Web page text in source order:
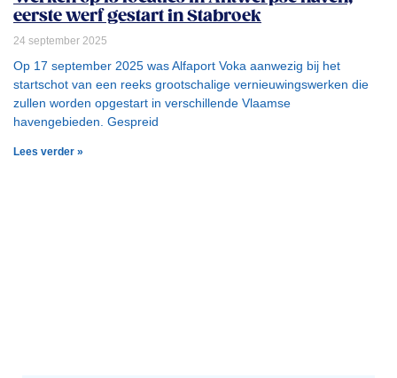
eerste werf gestart in Stabroek
24 september 2025
Op 17 september 2025 was Alfaport Voka aanwezig bij het
startschot van een reeks grootschalige vernieuwingswerken die
zullen worden opgestart in verschillende Vlaamse
havengebieden. Gespreid
Lees verder »